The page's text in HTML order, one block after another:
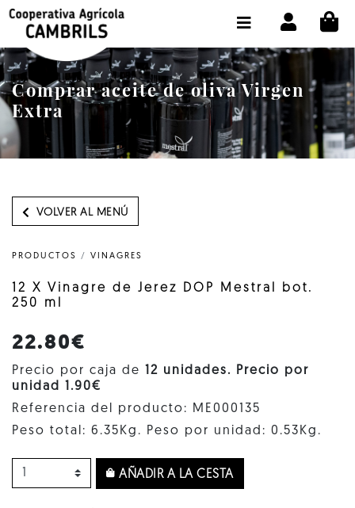
Comprar aceite de oliva Virgen
Extra
VOLVER AL MENÚ
PRODUCTOS / VINAGRES
12 X Vinagre de Jerez DOP Mestral bot.
250 ml
22.80€
Precio por caja de
12 unidades. Precio por
unidad 1.90€
Referencia del producto: ME000135
Peso total: 6.35Kg. Peso por unidad: 0.53Kg.
AÑADIR A LA CESTA
TIENDA COMPRA ONLINE
LA COOPERATIVA
OLEOTOUR
PRODUCTOS
NUESTRO ACEITE
SELECCIONAR IDIOMA :